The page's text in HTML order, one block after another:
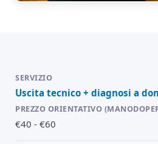
Uscita tecnico + diagnosi a
€40 - €60